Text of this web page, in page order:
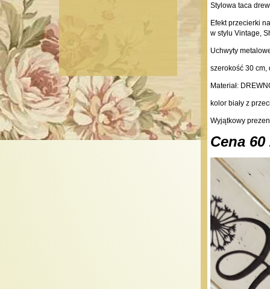
Stylowa taca
Efekt przecierki
w stylu Vintage,
Uchwyty
szerokość 30 cm,
Materiał:
kolor biały z
Wyjątkowy
Cena 60